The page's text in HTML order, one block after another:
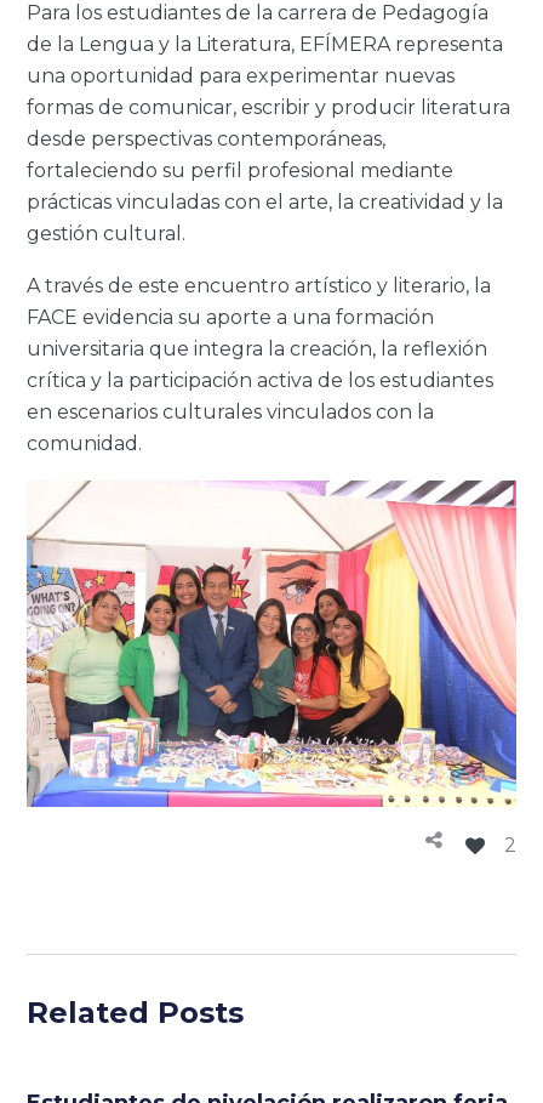
Para los estudiantes de la carrera de Pedagogía
de la Lengua y la Literatura, EFÍMERA representa
una oportunidad para experimentar nuevas
formas de comunicar, escribir y producir literatura
desde perspectivas contemporáneas,
fortaleciendo su perfil profesional mediante
prácticas vinculadas con el arte, la creatividad y la
gestión cultural.
A través de este encuentro artístico y literario, la
FACE evidencia su aporte a una formación
universitaria que integra la creación, la reflexión
crítica y la participación activa de los estudiantes
en escenarios culturales vinculados con la
comunidad.
2
Related Posts